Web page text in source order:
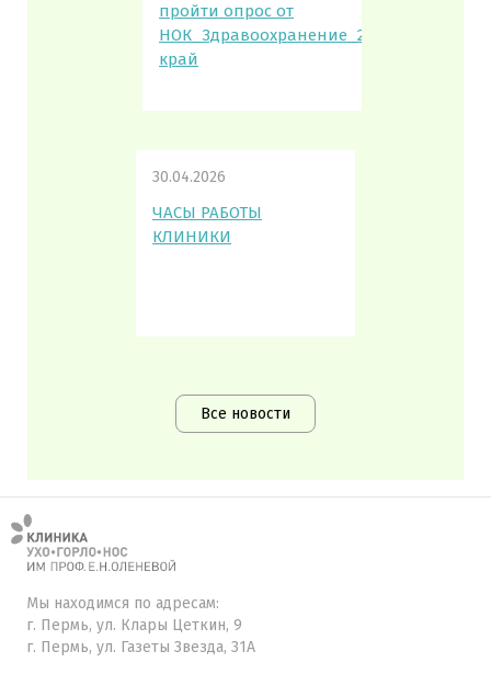
пройти опрос от
НОК_Здравоохранение_2026_Пермский
край
30.04.2026
ЧАСЫ РАБОТЫ
КЛИНИКИ
Все новости
Мы находимся по адресам:
г. Пермь, ул. Клары Цеткин, 9
г. Пермь, ул. Газеты Звезда, 31А